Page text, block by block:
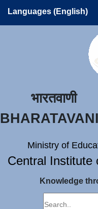
Languages (English)
भारतवाणी
Ministry of
Central Institute
Knowledge